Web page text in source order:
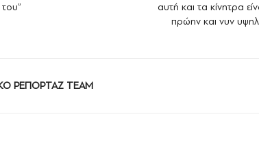
αυτή και τα κίνητρα
πρώην και νυν
ΡΕΠΟΡΤΑΖ TEAM